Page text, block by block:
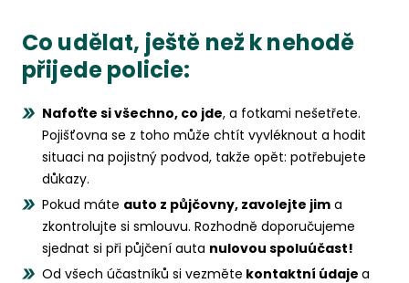
Co udělat, ještě než k nehodě
přijede policie:
Nafoťte si všechno, co jde, a fotkami nešetřete.
Pojišťovna se z toho může chtít vyvléknout a hodit
situaci na pojistný podvod, takže opět: potřebujete
důkazy.
Pokud máte auto z půjčovny, zavolejte jim a
zkontrolujte si smlouvu. Rozhodně doporučujeme
sjednat si při půjčení auta nulovou spoluúčast!
Od všech účastníků si vezměte kontaktní údaje a